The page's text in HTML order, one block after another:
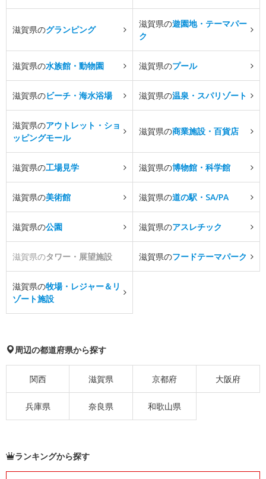
滋賀県のグランピング
滋賀県の遊園地・テーマパー
ク
滋賀県の水族館・動物園 滋賀県のプール
滋賀県のビーチ・海水浴場 滋賀県の温泉・スパリゾート
滋賀県のアウトレット・ショ
ッピングモール
滋賀県の商業施設・百貨店
滋賀県の工場見学 滋賀県の博物館・科学館
滋賀県の美術館 滋賀県の道の駅・SA/PA
滋賀県の公園 滋賀県のアスレチック
滋賀県のタワー・展望施設 滋賀県のフードテーマパーク
滋賀県の牧場・レジャー＆リ
ゾート施設
周辺の都道府県から探す
関西 滋賀県 京都府 大阪府
兵庫県 奈良県 和歌山県
ランキングから探す